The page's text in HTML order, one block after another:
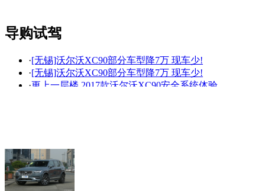
看赛车宝贝争奇斗
艳
车模美腿爆乳无惧
走光
导购试驾
·[无锡]沃尔沃XC90部分车型降7万 现车少!
·[无锡]沃尔沃XC90部分车型降7万 现车少!
·更上一层楼 2017款沃尔沃XC90安全系统体验
·像“大白”一样的暖男，实用又拉风
·美规沃尔沃xc90报价 16款沃尔沃xc90配置及图片
·16款沃尔沃XC90报价 加版享驾驶乐趣